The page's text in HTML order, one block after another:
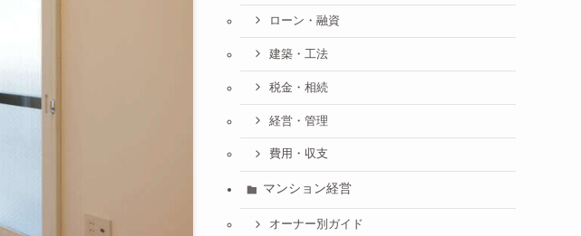
ローン・融資
建築・工法
税金・相続
経営・管理
費用・収支
マンション経営
オーナー別ガイド